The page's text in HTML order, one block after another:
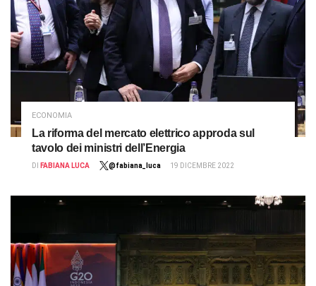
ECONOMIA
La riforma del mercato elettrico approda sul
tavolo dei ministri dell’Energia
DI FABIANA LUCA @fabiana_luca 19 DICEMBRE 2022